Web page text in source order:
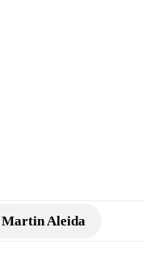
Martin Aleida